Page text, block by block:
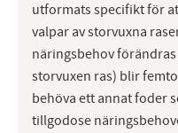
utformats specifikt för
valpar av storvuxna
näringsbehov förändras
storvuxen ras) blir
behöva ett annat foder
tillgodose